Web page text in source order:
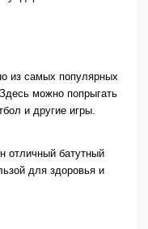
из самых популярных
можно попрыгать
и другие игры.
батутный
для здоровья и